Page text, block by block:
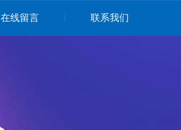
在线留言 联系我们